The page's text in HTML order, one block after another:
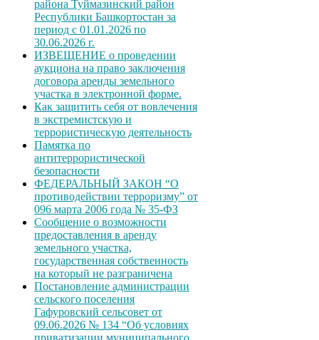
района Туймазинский район
Республики Башкортостан за
период с 01.01.2026 по
30.06.2026 г.
ИЗВЕЩЕНИЕ о проведении
аукциона на право заключения
договора аренды земельного
участка в электронной форме.
Как защитить себя от вовлечения
в экстремистскую и
террористическую деятельность
Памятка по
антитеррористической
безопасности
ФЕДЕРАЛЬНЫЙ ЗАКОН “О
противодействии терроризму” от
096 марта 2006 года № 35-ФЗ
Сообщение о возможности
предоставления в аренду
земельного участка,
государственная собственность
на который не разграничена
Постановление администрации
сельского поселения
Гафуровский сельсовет от
09.06.2026 № 134 “Об условиях
приватизации муниципального